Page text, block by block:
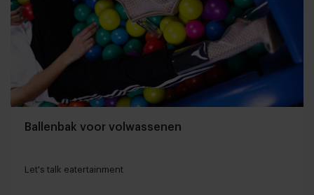
Ballenbak voor volwassenen
Let's talk eatertainment